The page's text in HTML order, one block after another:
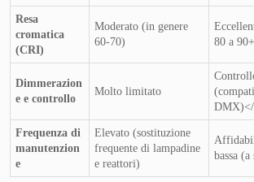
Resa
cromatica
(CRI)
Moderato (in genere
60-70)
80 a
Dimmerazion
e e controllo
Molto limitato
Frequenza di
manutenzion
e
Elevato (sostituzione
frequente di lampadine
e reattori)
bassa